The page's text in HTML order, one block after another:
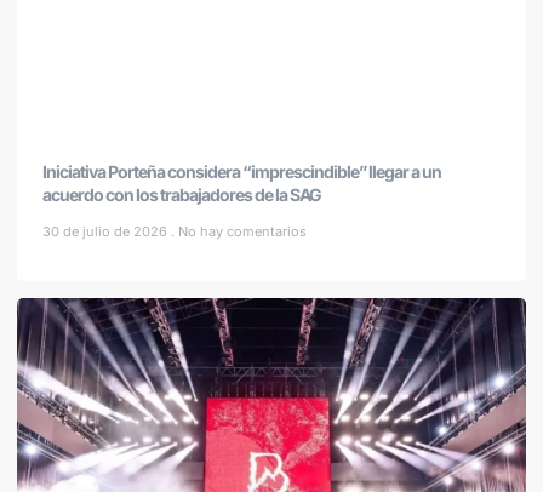
Iniciativa Porteña considera “imprescindible” llegar a un
acuerdo con los trabajadores de la SAG
30 de julio de 2026 No hay comentarios